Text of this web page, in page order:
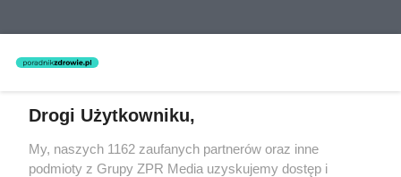
Drogi Użytkowniku,
My, naszych 1162 zaufanych partnerów oraz inne
podmioty z Grupy ZPR Media uzyskujemy dostęp i